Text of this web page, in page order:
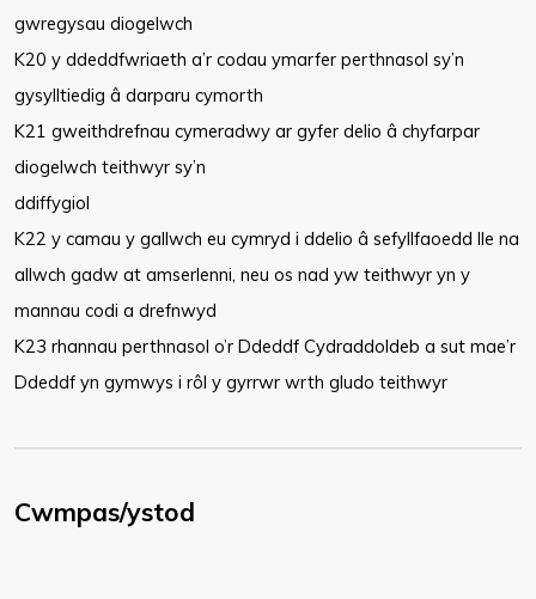
gwregysau diogelwch
K20 y ddeddfwriaeth a’r codau ymarfer perthnasol sy’n
gysylltiedig â darparu cymorth
K21 gweithdrefnau cymeradwy ar gyfer delio â chyfarpar
diogelwch teithwyr sy’n
ddiffygiol
K22 y camau y gallwch eu cymryd i ddelio â sefyllfaoedd lle na
allwch gadw at amserlenni, neu os nad yw teithwyr yn y
mannau codi a drefnwyd
K23 rhannau perthnasol o’r Ddeddf Cydraddoldeb a sut mae’r
Ddeddf yn gymwys i rôl y gyrrwr wrth gludo teithwyr
Cwmpas/ystod